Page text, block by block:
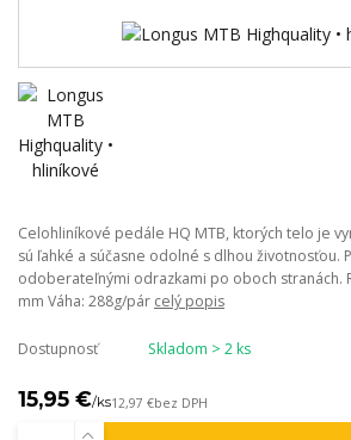
Celohliníkové pedále HQ MTB, ktorých telo je
sú ľahké a súčasne odolné s dlhou životnosťou.
odoberateľnými odrazkami po oboch stranách.
mm Váha: 288g/pár celý popis
Dostupnosť Skladom > 2 ks
15,95 €/ks12,97 €bez DPH